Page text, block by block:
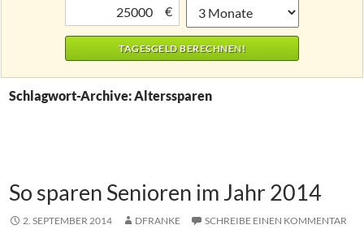
€
Schlagwort-Archive: Alterssparen
So sparen Senioren im Jahr 2014
2. SEPTEMBER 2014 DFRANKE SCHREIBE EINEN KOMMENTAR